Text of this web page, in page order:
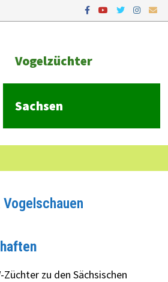
Vogelzüchter
Sachsen
zu den Sächsischen